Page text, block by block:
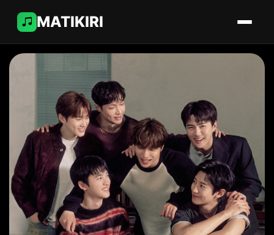
MATIKIRI